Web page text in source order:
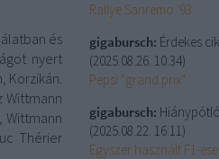
és
nyert
Wittmann
Wittmann
Thérier
Rallye Sanremo '93
gigabursch: Érdekes
(2025.08.26. 10:34)
Pepsi "grand prix"
gigabursch:
(2025.08.22. 16:11)
Egyszer használt F1-